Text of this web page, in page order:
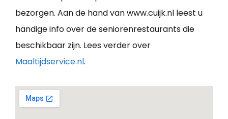
bezorgen. Aan de hand van www.cuijk.nl leest u
handige info over de seniorenrestaurants die
beschikbaar zijn. Lees verder over
Maaltijdservice.nl.